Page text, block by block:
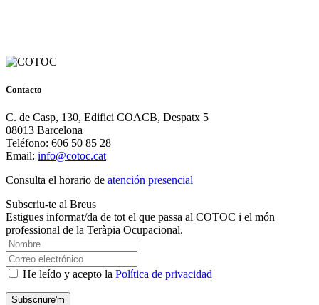
Contacto
C. de Casp, 130, Edifici COACB, Despatx 5
08013 Barcelona
Teléfono: 606 50 85 28
Email: info@cotoc.cat
Consulta el horario de atención presencial
Subscriu-te al Breus
Estigues informat/da de tot el que passa al COTOC i el món
professional de la Teràpia Ocupacional.
He leído y acepto la Política de privacidad